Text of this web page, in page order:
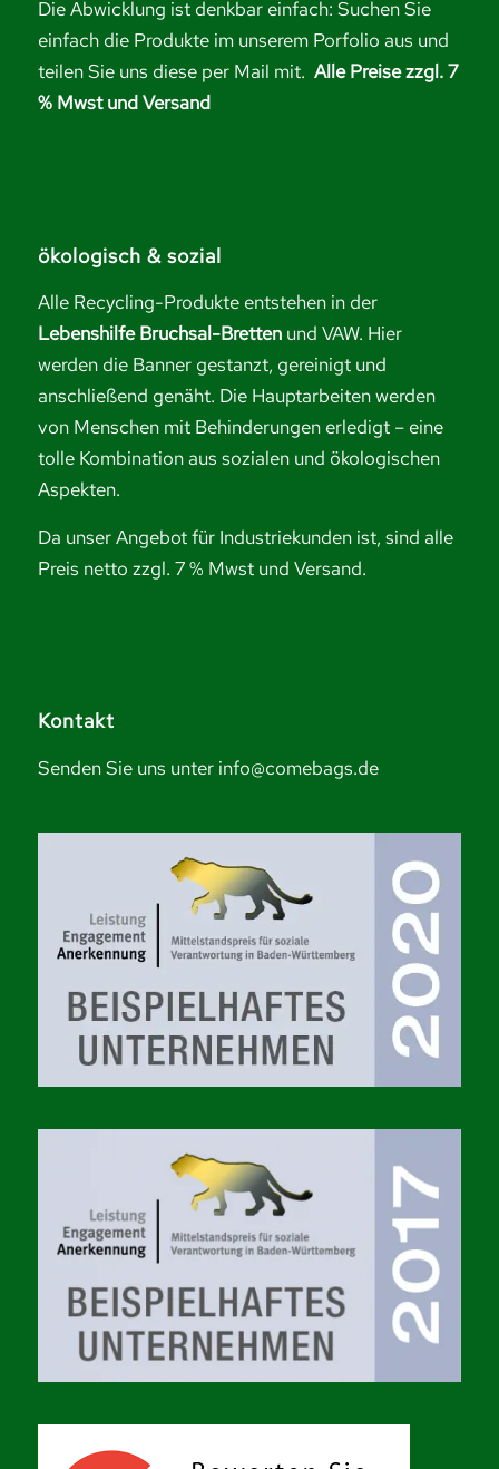
Die Abwicklung ist denkbar einfach: Suchen Sie
einfach die Produkte im unserem Porfolio aus und
teilen Sie uns diese per Mail mit. Alle Preise zzgl. 7
% Mwst und Versand
ökologisch & sozial
Alle Recycling-Produkte entstehen in der
Lebenshilfe Bruchsal-Bretten und VAW. Hier
werden die Banner gestanzt, gereinigt und
anschließend genäht. Die Hauptarbeiten werden
von Menschen mit Behinderungen erledigt – eine
tolle Kombination aus sozialen und ökologischen
Aspekten.
Da unser Angebot für Industriekunden ist, sind alle
Preis netto zzgl. 7 % Mwst und Versand.
Kontakt
Senden Sie uns unter info@comebags.de